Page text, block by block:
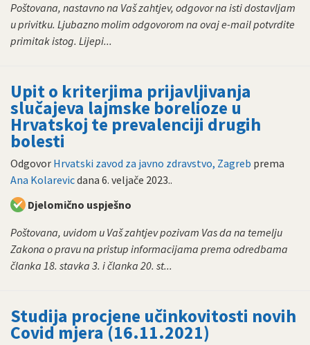
Poštovana, nastavno na Vaš zahtjev, odgovor na isti dostavljam
u privitku. Ljubazno molim odgovorom na ovaj e-mail potvrdite
primitak istog. Lijepi...
Upit o kriterjima prijavljivanja
slučajeva lajmske borelioze u
Hrvatskoj te prevalenciji drugih
bolesti
Odgovor Hrvatski zavod za javno zdravstvo, Zagreb prema
Ana Kolarevicdana 6. veljače 2023..
Djelomično uspješno
Poštovana, uvidom u Vaš zahtjev pozivam Vas da na temelju
Zakona o pravu na pristup informacijama prema odredbama
članka 18. stavka 3. i članka 20. st...
Studija procjene učinkovitosti novih
Covid mjera (16.11.2021)